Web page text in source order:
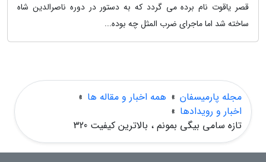
قصر یاقوت نام برده می گردد که به دستور در دوره ناصرالدین شاه
ساخته شد اما ماجرای ضرب المثل چه بوده...
مجله پارمیسفان » همه اخبار و مقاله ها »
اخبار و رویدادها »
تازه سامی بیگی بمونم ، بالاترین کیفیت 320